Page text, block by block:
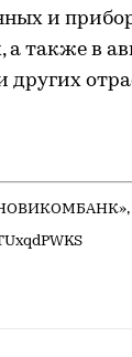
и
а также в
других